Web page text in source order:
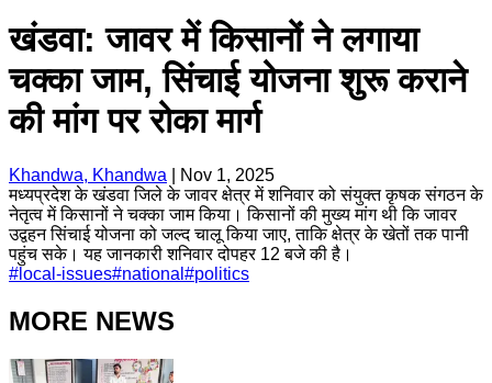
खंडवा: जावर में किसानों ने लगाया
चक्का जाम, सिंचाई योजना शुरू कराने
की मांग पर रोका मार्ग
Khandwa, Khandwa
Nov 1, 2025
मध्यप्रदेश के खंडवा जिले के जावर क्षेत्र में शनिवार को संयुक्त कृषक संगठन के
नेतृत्व में किसानों ने चक्का जाम किया। किसानों की मुख्य मांग थी कि जावर
उद्वहन सिंचाई योजना को जल्द चालू किया जाए, ताकि क्षेत्र के खेतों तक पानी
पहुंच सके। यह जानकारी शनिवार दोपहर 12 बजे की है।
# local-issues#national #politics
MORE NEWS